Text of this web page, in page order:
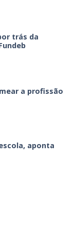
trás da
a profissão
aponta